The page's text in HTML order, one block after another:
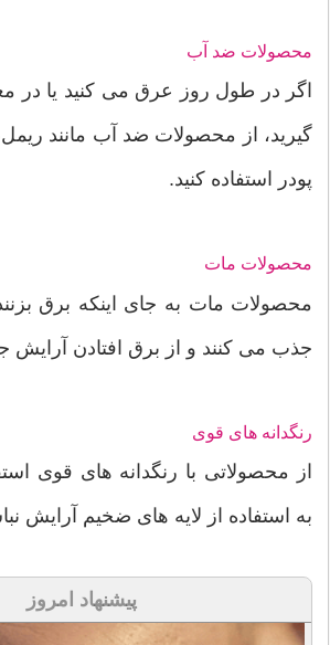
محصولات ضد آب
اگر در طول روز عرق می کنید یا
گیرید، از محصولات ضد آب مانند
پودر استفاده کنید.
محصولات مات
محصولات مات به جای اینکه برق
جذب می کنند و از برق افتادن آرایش
رنگدانه های قوی
از محصولاتی با رنگدانه های قوی
به استفاده از لایه های ضخیم آرایش
پیشنهاد امروز